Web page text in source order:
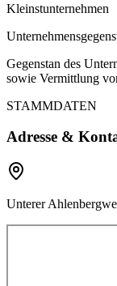
Kleinstunternehmen
Gegenstan des
sowie Vermittlung
STAMMDATEN
Adresse &
Unterer